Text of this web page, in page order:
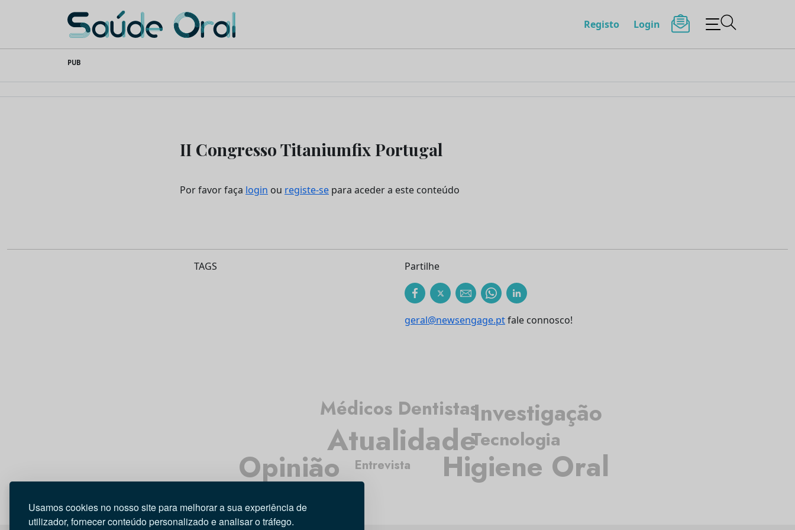
Usamos cookies no nosso site para melhorar a sua experiência de
utilizador, fornecer conteúdo personalizado e analisar o tráfego.
content
Saúde Oral Registo Login
PUB
II Congresso Titaniumfix Portugal
Por favor faça login ou registe-se para aceder a este conteúdo
TAGS Partilhe
geral@newsengage.ptfale connosco!
Atualidade
Médicos Dentistas
Higiene Oral
Entrevista
Opinião
Tecnologia
Investigação